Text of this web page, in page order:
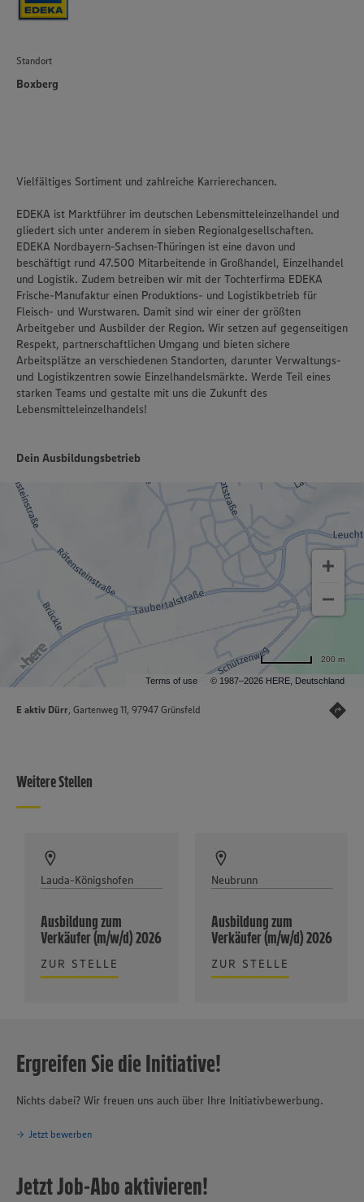
Standort
Boxberg
Vielfältiges Sortiment und zahlreiche Karrierechancen.
EDEKA ist Marktführer im deutschen Lebensmitteleinzelhandel und
gliedert sich unter anderem in sieben Regionalgesellschaften.
EDEKA Nordbayern-Sachsen-Thüringen ist eine davon und
beschäftigt rund 47.500 Mitarbeitende in Großhandel, Einzelhandel
und Logistik. Zudem betreiben wir mit der Tochterfirma EDEKA
Frische-Manufaktur einen Produktions- und Logistikbetrieb für
Fleisch- und Wurstwaren. Damit sind wir einer der größten
Arbeitgeber und Ausbilder der Region. Wir setzen auf gegenseitigen
Respekt, partnerschaftlichen Umgang und bieten sichere
Arbeitsplätze an verschiedenen Standorten, darunter Verwaltungs-
und Logistikzentren sowie Einzelhandelsmärkte. Werde Teil eines
starken Teams und gestalte mit uns die Zukunft des
Lebensmitteleinzelhandels!
Dein Ausbildungsbetrieb
Terms of use © 1987–2026 HERE, Deutschland
200 m
E aktiv Dürr, Gartenweg 11, 97947 Grünsfeld
Weitere Stellen
Lauda-Königshofen
Ausbildung zum
Verkäufer (m/w/d) 2026
ZUR STELLE
Neubrunn
Ausbildung zum
Verkäufer (m/w/d) 2026
ZUR STELLE
Ergreifen Sie die Initiative!
Nichts dabei? Wir freuen uns auch über Ihre Initiativbewerbung.
Jetzt bewerben
Jetzt Job-Abo aktivieren!